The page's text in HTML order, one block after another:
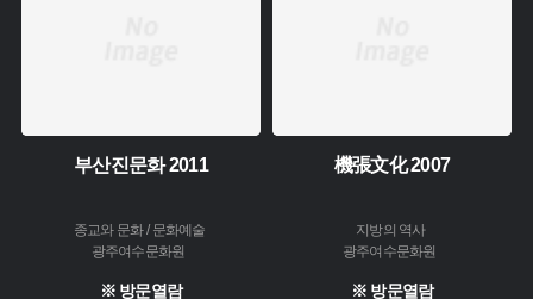
부산진문화 2011
종교와 문화 / 문화예술
광주여수문화원
※ 방문열람
機張文化 2007
지방의 역사
광주여수문화원
※ 방문열람